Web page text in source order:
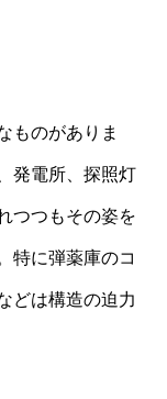
ものがありま
発電所、探照灯
つつもその姿を
特に弾薬庫のコ
どは構造の迫力